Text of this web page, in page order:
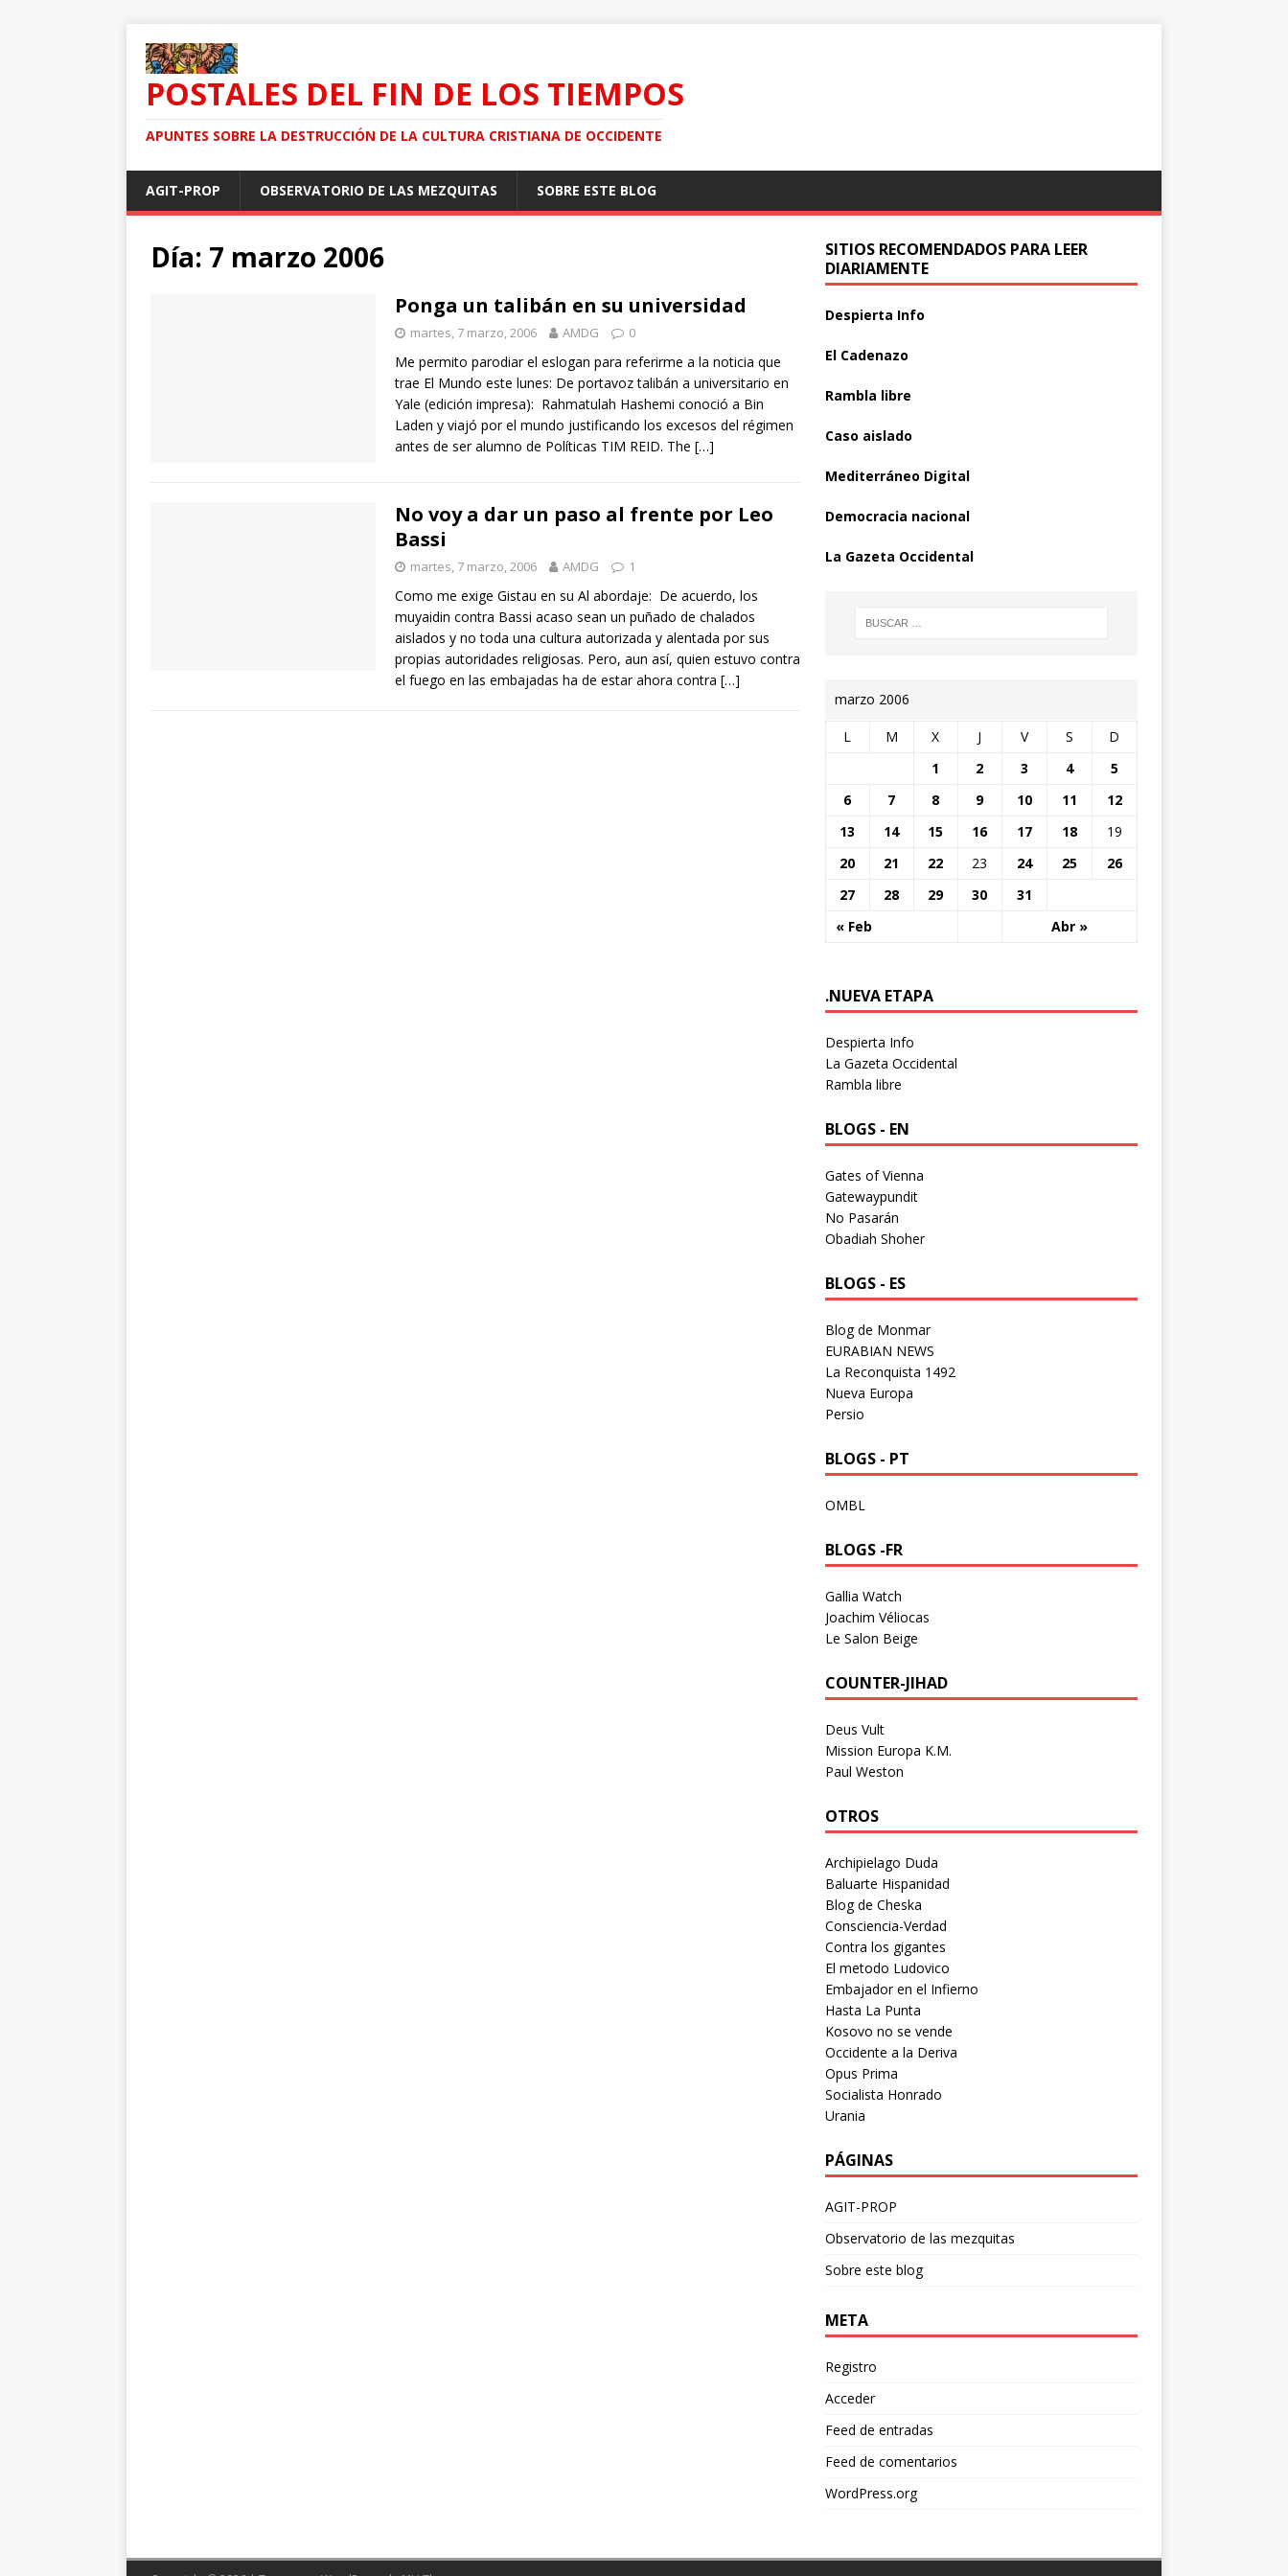
POSTALES DEL FIN DE LOS TIEMPOS
APUNTES SOBRE LA DESTRUCCIÓN DE LA CULTURA CRISTIANA DE OCCIDENTE
AGIT-PROP OBSERVATORIO DE LAS MEZQUITAS SOBRE ESTE BLOG
Día: 7 marzo 2006
Ponga un talibán en su universidad
martes, 7 marzo, 2006 AMDG 0
Me permito parodiar el eslogan para referirme a la noticia que
trae El Mundo este lunes: De portavoz talibán a universitario en
Yale (edición impresa): Rahmatulah Hashemi conoció a Bin
Laden y viajó por el mundo justificando los excesos del régimen
antes de ser alumno de Políticas TIM REID. The […]
No voy a dar un paso al frente por Leo
Bassi
martes, 7 marzo, 2006 AMDG 1
Como me exige Gistau en su Al abordaje: De acuerdo, los
muyaidin contra Bassi acaso sean un puñado de chalados
aislados y no toda una cultura autorizada y alentada por sus
propias autoridades religiosas. Pero, aun así, quien estuvo contra
el fuego en las embajadas ha de estar ahora contra […]
SITIOS RECOMENDADOS PARA LEER
DIARIAMENTE
Despierta Info
El Cadenazo
Rambla libre
Caso aislado
Mediterráneo Digital
Democracia nacional
La Gazeta Occidental
marzo 2006
L M X J V S D
« Feb Abr »
1 2 3 4
5
6
7 8 9 10 11
12
13
14 15 16 17 18
19
20
21 22 23 24 25
26
27
28 29 30 31
.NUEVA ETAPA
Despierta Info
La Gazeta Occidental
Rambla libre
BLOGS - EN
Gates of Vienna
Gatewaypundit
No Pasarán
Obadiah Shoher
BLOGS - ES
Blog de Monmar
EURABIAN NEWS
La Reconquista 1492
Nueva Europa
Persio
BLOGS - PT
OMBL
BLOGS -FR
Gallia Watch
Joachim Véliocas
Le Salon Beige
COUNTER-JIHAD
Deus Vult
Mission Europa K.M.
Paul Weston
OTROS
Archipielago Duda
Baluarte Hispanidad
Blog de Cheska
Consciencia-Verdad
Contra los gigantes
El metodo Ludovico
Embajador en el Infierno
Hasta La Punta
Kosovo no se vende
Occidente a la Deriva
Opus Prima
Socialista Honrado
Urania
PÁGINAS
AGIT-PROP
Observatorio de las mezquitas
Sobre este blog
META
Registro
Acceder
Feed de entradas
Feed de comentarios
WordPress.org